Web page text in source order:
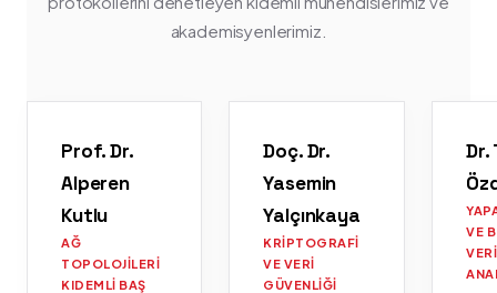
akademisyenlerimiz.
Prof. Dr.
Alperen
Kutlu
AĞ
TOPOLOJILERI
KIDEMLI BAŞ
Doç. Dr.
Yasemin
Yalçınkaya
KRIPTOGRAFI
VE VERI
GÜVENLIĞI
Dr.
VE
VERI